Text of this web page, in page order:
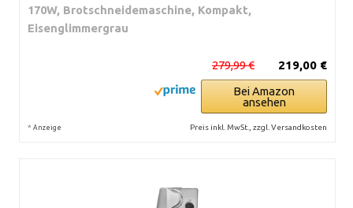
170W, Brotschneidemaschine, Kompakt,
Eisenglimmergrau
219,00 €
279,99 €
Bei Amazon
ansehen
* Anzeige Preis inkl. MwSt., zzgl. Versandkosten